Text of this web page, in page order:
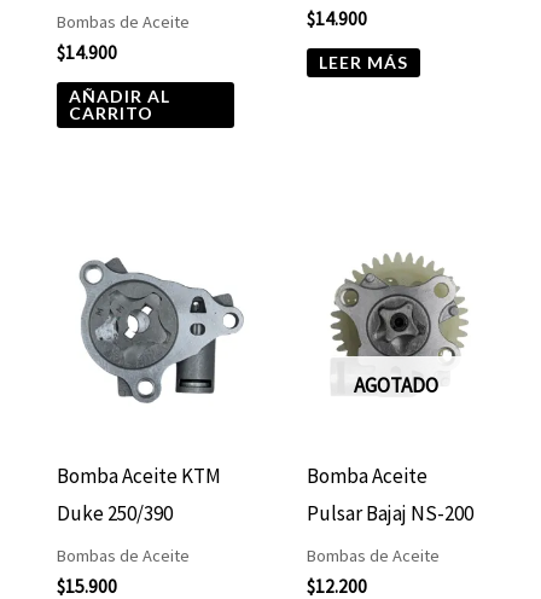
Bombas de Aceite
$14.900
AÑADIR AL
CARRITO
$14.900
LEER MÁS
Bomba Aceite KTM
Duke 250/390
Bombas de Aceite
$15.900
AGOTADO
Bomba Aceite
Pulsar Bajaj NS-200
Bombas de Aceite
$12.200